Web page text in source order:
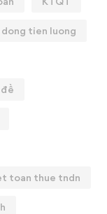
dong tien luong
toan thue tndn